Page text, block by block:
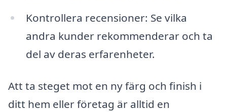
Kontrollera recensioner: Se vilka
andra kunder rekommenderar och ta
del av deras erfarenheter.
Att ta steget mot en ny färg och finish i
ditt hem eller företag är alltid en